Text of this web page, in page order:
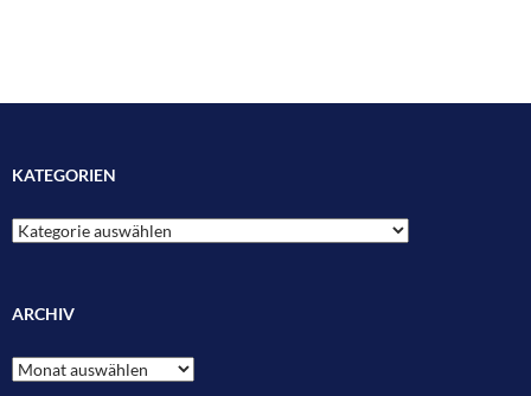
KATEGORIEN
Kategorien
ARCHIV
Archiv